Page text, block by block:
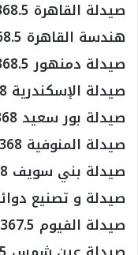
صيدلة القاهرة 368.5
هندسة القاهرة 368.5
صيدلة دمنهور 368.5
صيدلة الإسكندرية 368
صيدلة بور سعيد 368
صيدلة المنوفية 368
صيدلة بني سويف 368
صيدلة و تصنيع
صيدلة الفيوم 367.5